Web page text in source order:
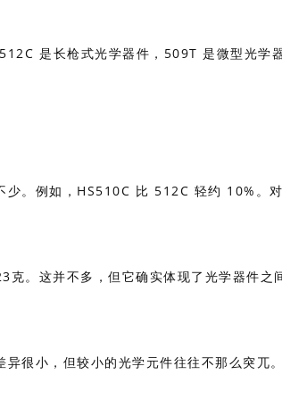
是长枪式光学器件，509T 是微型光学器
少。例如，HS510C 比 512C 轻约 10%。
。这并不多，但它确实体现了光学器件之
很小，但较小的光学元件往往不那么突兀